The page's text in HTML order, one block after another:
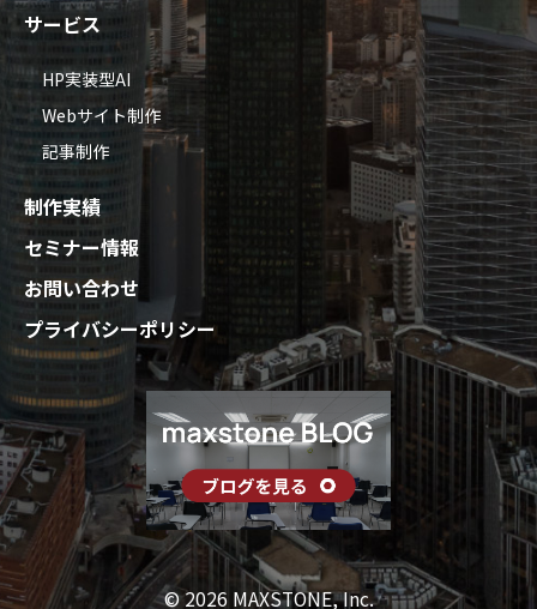
サービス
HP実装型AI
Webサイト制作
記事制作
制作実績
セミナー情報
お問い合わせ
プライバシーポリシー
© 2026 MAXSTONE, Inc.